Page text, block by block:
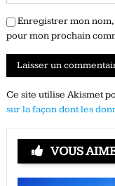
Enregistrer mon
pour mon prochain
Ce site utilise Akismet
sur la façon dont les
VOUS